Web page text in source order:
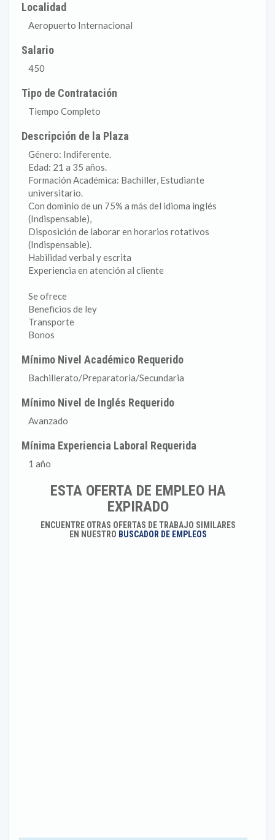
Localidad
Aeropuerto Internacional
Salario
450
Tipo de Contratación
Tiempo Completo
Descripción de la Plaza
Género: Indiferente.
Edad: 21 a 35 años.
Formación Académica: Bachiller, Estudiante
universitario.
Con dominio de un 75% a más del idioma inglés
(Indispensable),
Disposición de laborar en horarios rotativos
(Indispensable).
Habilidad verbal y escrita
Experiencia en atención al cliente
Se ofrece
Beneficios de ley
Transporte
Bonos
Mínimo Nivel Académico Requerido
Bachillerato/Preparatoria/Secundaria
Mínimo Nivel de Inglés Requerido
Avanzado
Mínima Experiencia Laboral Requerida
1 año
ESTA OFERTA DE EMPLEO HA
EXPIRADO
ENCUENTRE OTRAS OFERTAS DE TRABAJO SIMILARES
EN NUESTRO BUSCADOR DE EMPLEOS